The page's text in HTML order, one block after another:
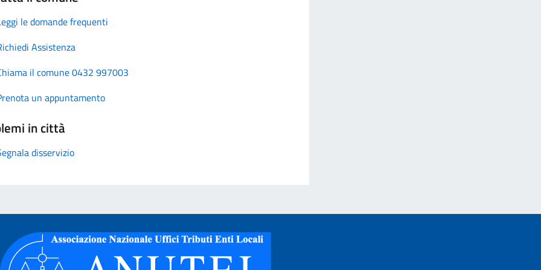
le domande frequenti
Assistenza
il comune 0432 997003
un appuntamento
in città
disservizio